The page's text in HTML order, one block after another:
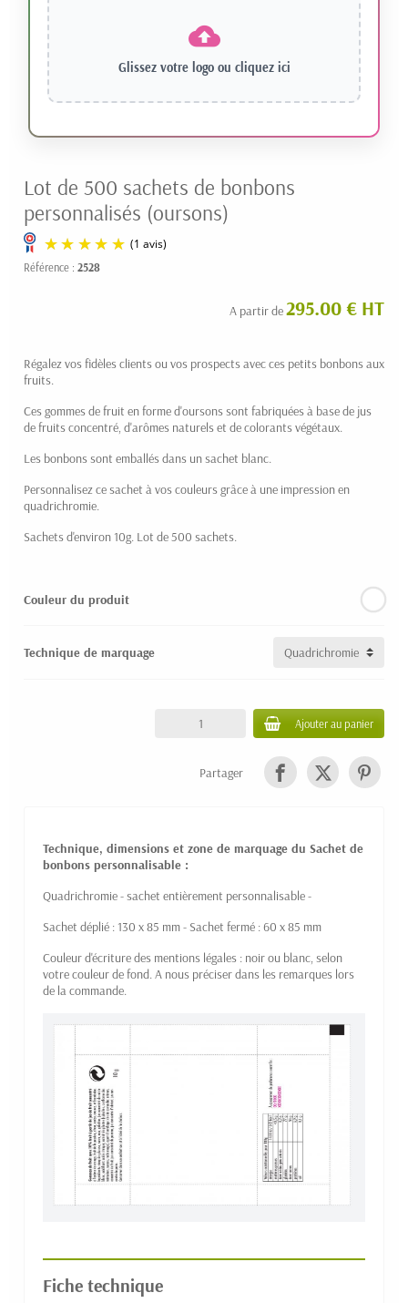
Glissez votre logo ou cliquez ici
Lot de 500 sachets de bonbons
personnalisés (oursons)
(1 avis)
Référence : 2528
A partir de295.00 € HT
Régalez vos fidèles clients ou vos prospects avec ces petits bonbons aux
fruits.
Ces gommes de fruit en forme d'oursons sont fabriquéesà base de jus
de fruits concentré, d'arômes naturels et de colorants végétaux.
Les bonbons sont emballés dans un sachet blanc.
Personnalisez ce sachet à vos couleurs grâce à une impression en
quadrichromie.
Sachets d'environ 10g. Lot de 500 sachets.
Couleur du produit
Technique de marquage
Ajouter au panier
Partager
Technique, dimensions et zone de marquage du Sachet de
bonbons personnalisable :
Quadrichromie - sachet entièrement personnalisable -
Sachet déplié : 130 x 85 mm - Sachet fermé : 60 x 85 mm
Couleur d'écriture des mentions légales : noir ou blanc, selon
votre couleur de fond. A nous préciser dans les remarques lors
de la commande.
Fiche technique